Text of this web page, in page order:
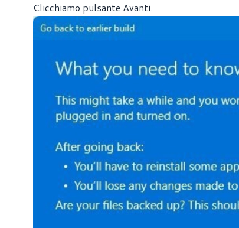
Clicchiamo pulsante Avanti.